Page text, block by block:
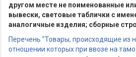
другом месте не поименованные
вывески, световые таблички с
аналогичные изделия; сборные
Перечень "Товары, происходящие из
отношении которых при ввозе на